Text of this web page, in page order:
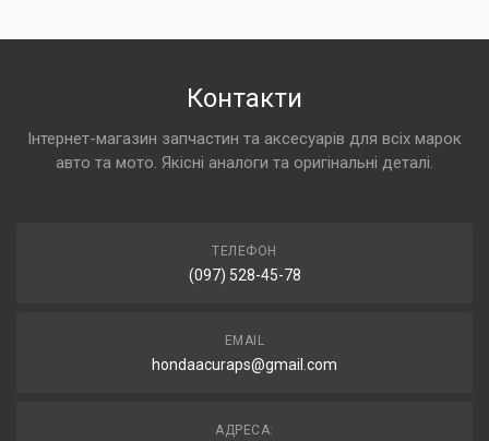
Контакти
Інтернет-магазин запчастин та аксесуарів для всіх марок
авто та мото. Якісні аналоги та оригінальні деталі.
ТЕЛЕФОН
(097) 528-45-78
EMAIL
hondaacuraps@gmail.com
АДРЕСА: